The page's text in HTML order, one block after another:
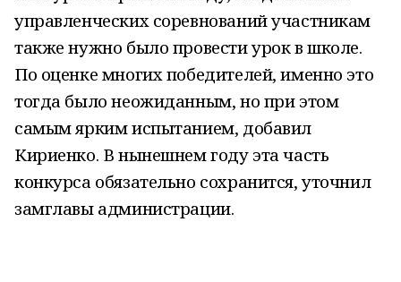
управленческих соревнований участникам
также нужно было провести урок в школе.
По оценке многих победителей, именно это
тогда было неожиданным, но при этом
самым ярким испытанием, добавил
Кириенко. В нынешнем году эта часть
конкурса обязательно сохранится, уточнил
замглавы администрации.